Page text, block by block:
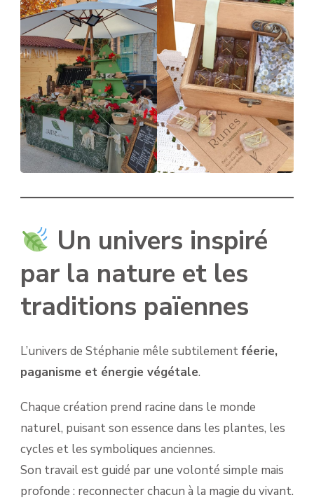
Un univers inspiré
par la nature et les
traditions païennes
L’univers de Stéphanie mêle subtilementféerie,
paganisme et énergie végétale.
Chaque création prend racine dans le monde
naturel, puisant son essence dans les plantes, les
cycles et les symboliques anciennes.
Son travail est guidé par une volonté simple mais
profonde : reconnecter chacun à la magie du vivant.